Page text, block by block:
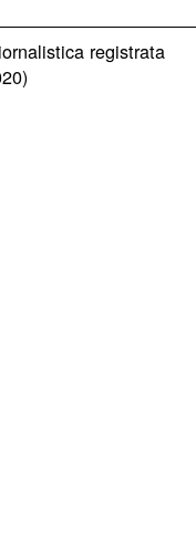
registrata